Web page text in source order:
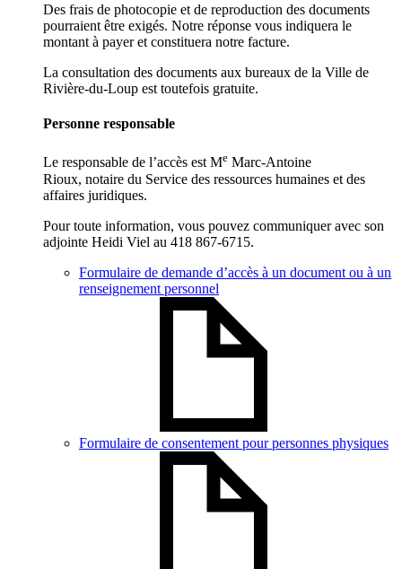
Des frais de photocopie et de reproduction des documents
pourraient être exigés. Notre réponse vous indiquera le
montant à payer et constituera notre facture.
La consultation des documents aux bureaux de la Ville de
Rivière-du-Loup est toutefois gratuite.
Personne responsable
Le responsable de l’accès est Me Marc-Antoine
Rioux, notaire du Service des ressources humaines et des
affaires juridiques.
Pour toute information, vous pouvez communiquer avec son
adjointe Heidi Viel au 418 867-6715.
Formulaire de demande d’accès à un document ou à un
renseignement personnel
Formulaire de consentement pour personnes physiques